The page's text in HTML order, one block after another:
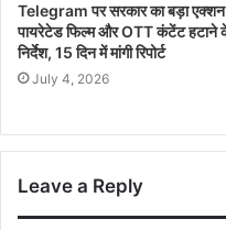
Telegram पर सरकार का बड़ा
पायरेटेड फिल्म और OTT कंटेंट हटाने
निर्देश, 15 दिन में मांगी रिपोर्ट
July 4, 2026
Leave a Reply